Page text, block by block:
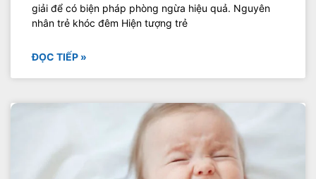
giải để có biện pháp phòng ngừa hiệu quả. Nguyên
nhân trẻ khóc đêm Hiện tượng trẻ
ĐỌC TIẾP »